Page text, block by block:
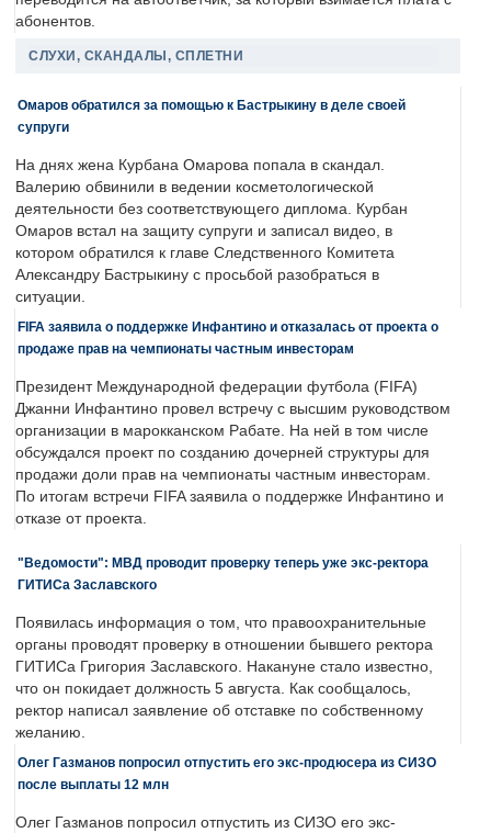
абонентов.
СЛУХИ, СКАНДАЛЫ, СПЛЕТНИ
Омаров обратился за помощью к Бастрыкину в деле своей
супруги
На днях жена Курбана Омарова попала в скандал.
Валерию обвинили в ведении косметологической
деятельности без соответствующего диплома. Курбан
Омаров встал на защиту супруги и записал видео, в
котором обратился к главе Следственного Комитета
Александру Бастрыкину с просьбой разобраться в
ситуации.
FIFA заявила о поддержке Инфантино и отказалась от проекта о
продаже прав на чемпионаты частным инвесторам
Президент Международной федерации футбола (FIFA)
Джанни Инфантино провел встречу с высшим руководством
организации в марокканском Рабате. На ней в том числе
обсуждался проект по созданию дочерней структуры для
продажи доли прав на чемпионаты частным инвесторам.
По итогам встречи FIFA заявила о поддержке Инфантино и
отказе от проекта.
"Ведомости": МВД проводит проверку теперь уже экс-ректора
ГИТИСа Заславского
Появилась информация о том, что правоохранительные
органы проводят проверку в отношении бывшего ректора
ГИТИСа Григория Заславского. Накануне стало известно,
что он покидает должность 5 августа. Как сообщалось,
ректор написал заявление об отставке по собственному
желанию.
Олег Газманов попросил отпустить его экс-продюсера из СИЗО
после выплаты 12 млн
Олег Газманов попросил отпустить из СИЗО его экс-